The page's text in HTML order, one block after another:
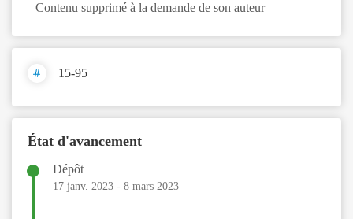
Contenu supprimé à la demande de son auteur
15-95
État d'avancement
Dépôt
17 janv. 2023 - 8 mars 2023